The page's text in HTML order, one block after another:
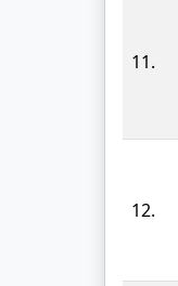
11.
12.